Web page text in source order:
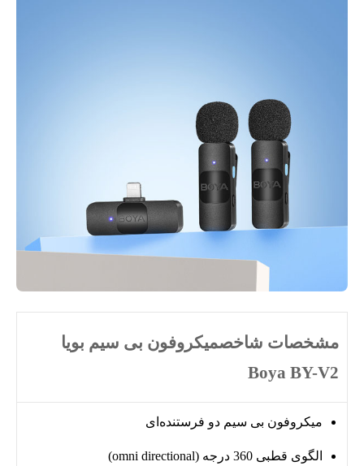
مشخصات شاخصمیکروفون بی سیم بویا
Boya BY-V2
میکروفون بی سیم دو فرستنده‌ای
الگوی قطبی 360 درجه (omni directional)